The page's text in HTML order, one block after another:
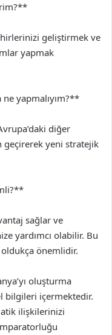
geliştirmek ve
yapmak
yapmalıyım?**
diğer
yeni stratejik
sağlar ve
yardımcı olabilir. Bu
önemlidir.
oluşturma
bilgileri içermektedir.
ilişkilerinizi